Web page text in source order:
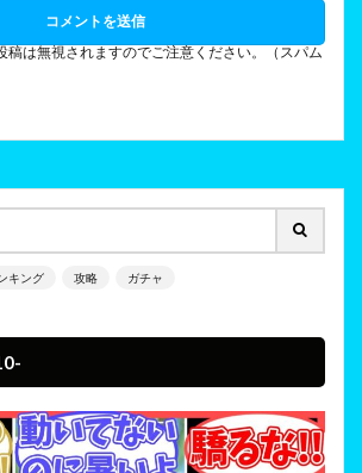
稿は無視されますのでご注意ください。（スパム
キング 攻略 ガチャ